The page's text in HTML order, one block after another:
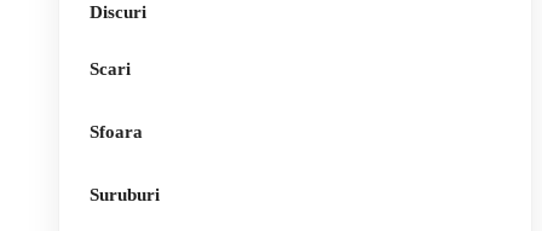
Discuri
Scari
Sfoara
Suruburi